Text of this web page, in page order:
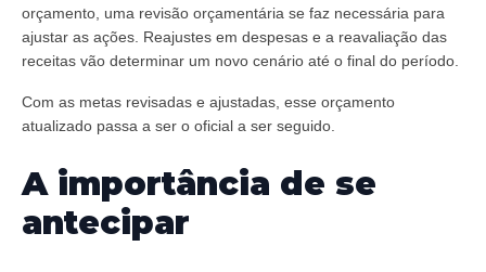
orçamento, uma revisão orçamentária se faz necessária para
ajustar as ações. Reajustes em despesas e a reavaliação das
receitas vão determinar um novo cenário até o final do período.
Com as metas revisadas e ajustadas, esse orçamento
atualizado passa a ser o oficial a ser seguido.
A importância de se
antecipar